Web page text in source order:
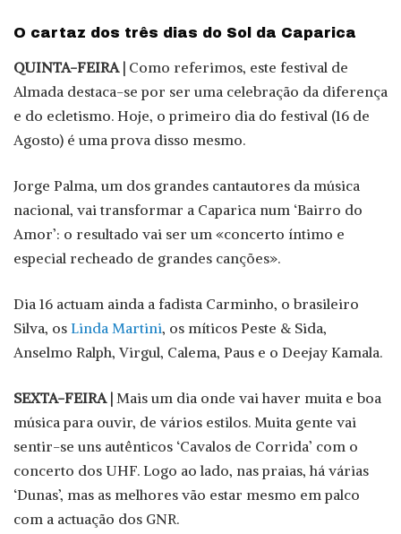
O cartaz dos três dias do Sol da Caparica
QUINTA-FEIRA | Como referimos, este festival de
Almada destaca-se por ser uma celebração da diferença
e do ecletismo. Hoje, o primeiro dia do festival (16 de
Agosto) é uma prova disso mesmo.
Jorge Palma, um dos grandes cantautores da música
nacional, vai transformar a Caparica num ‘Bairro do
Amor’: o resultado vai ser um «concerto íntimo e
especial recheado de grandes canções».
Dia 16 actuam ainda a fadista Carminho, o brasileiro
Silva, os Linda Martini, os míticos Peste & Sida,
Anselmo Ralph, Virgul, Calema, Paus e o Deejay Kamala.
SEXTA-FEIRA | Mais um dia onde vai haver muita e boa
música para ouvir, de vários estilos. Muita gente vai
sentir-se uns autênticos ‘Cavalos de Corrida’ com o
concerto dos UHF. Logo ao lado, nas praias, há várias
‘Dunas’, mas as melhores vão estar mesmo em palco
com a actuação dos GNR.